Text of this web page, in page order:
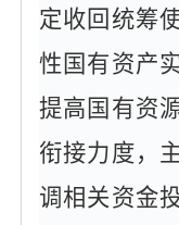
定收回统筹
性国有资产
提高国有资
衔接力度，
调相关资金